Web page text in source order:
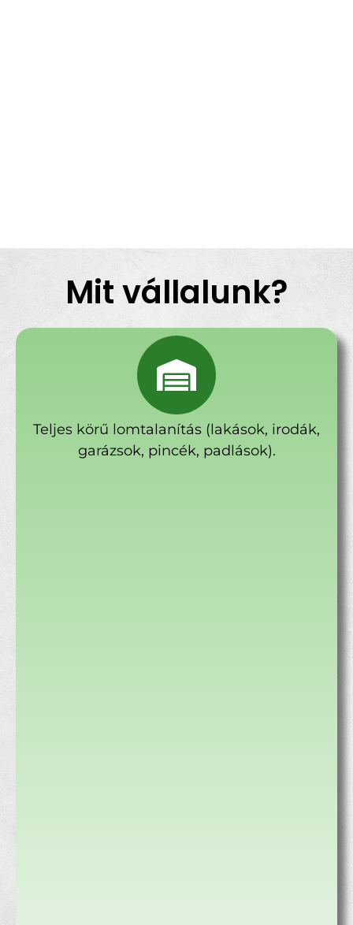
Mit vállalunk?
Teljes körű lomtalanítás (lakások, irodák,
garázsok, pincék, padlások).